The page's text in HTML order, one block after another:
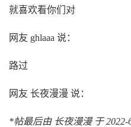
就喜欢看你们对
网友 ghlaaa 说：
路过
网友 长夜漫漫 说：
*帖最后由 长夜漫漫 于 2022-